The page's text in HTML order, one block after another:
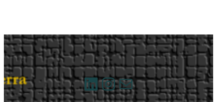
LinkedIn
Instagram
E-mail